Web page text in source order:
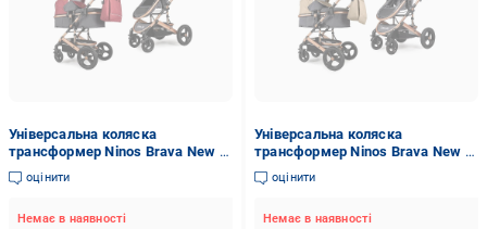
Універсальна коляска
трансформер Ninos Brava New 2
в 1 Red/Grey
оцінити
Немає в наявності
Універсальна коляска
трансформер Ninos Brava New 2
в 1 Beige
оцінити
Немає в наявності